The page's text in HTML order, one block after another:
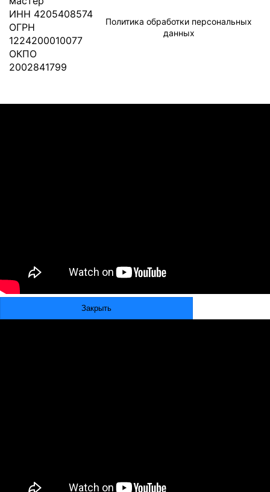
ИНН 4205408574
ОГРН
1224200010077
ОКПО
2002841799
Политика обработки персональных
данных
Закрыть